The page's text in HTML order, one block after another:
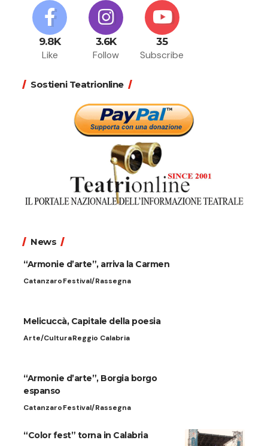
9.8K
Like
3.6K
Follow
35
Subscribe
Sostieni Teatrionline
News
“Armonie d’arte”, arriva la Carmen
CatanzaroFestival/Rassegna
Melicuccà, Capitale della poesia
Arte/CulturaReggio Calabria
“Armonie d’arte”, Borgia borgo
espanso
CatanzaroFestival/Rassegna
“Color fest” torna in Calabria